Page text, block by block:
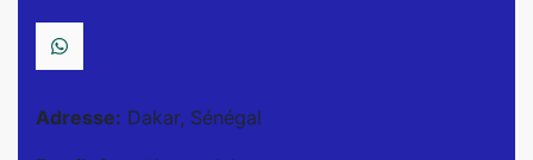
Adresse: Dakar, Sénégal